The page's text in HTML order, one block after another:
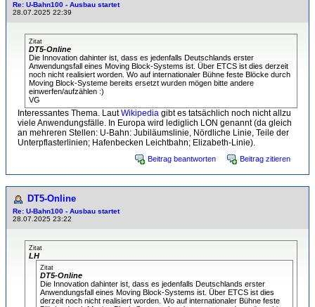
Re: U-Bahn100 - Ausbau startet
28.07.2025 22:39
Zitat
DT5-Online
Die Innovation dahinter ist, dass es jedenfalls Deutschlands erster
Anwendungsfall eines Moving Block-Systems ist. Über ETCS ist dies derzeit
noch nicht realisiert worden. Wo auf internationaler Bühne feste Blöcke durch
Moving Block-Systeme bereits ersetzt wurden mögen bitte andere
einwerfen/aufzählen :)
VG
Interessantes Thema. LautWikipedia gibt es tatsächlich noch nicht allzu
viele Anwendungsfälle. In Europa wird lediglich LON genannt (da gleich
an mehreren Stellen: U-Bahn: Jubiläumslinie, Nördliche Linie, Teile der
Unterpflasterlinien; Hafenbecken Leichtbahn; Elizabeth-Linie).
Beitrag beantworten Beitrag zitieren
DT5-Online
Re: U-Bahn100 - Ausbau startet
28.07.2025 23:22
Zitat
LH
Zitat
DT5-Online
Die Innovation dahinter ist, dass es jedenfalls Deutschlands erster
Anwendungsfall eines Moving Block-Systems ist. Über ETCS ist dies
derzeit noch nicht realisiert worden. Wo auf internationaler Bühne feste